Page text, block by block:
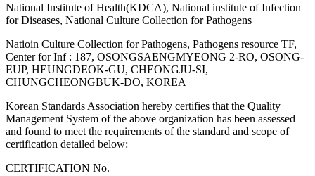
National Institute of Health(KDCA), National institute of Infection
for Diseases, National Culture Collection for Pathogens
Natioin Culture Collection for Pathogens, Pathogens resource TF,
Center for Inf : 187, OSONGSAENGMYEONG 2-RO, OSONG-
EUP, HEUNGDEOK-GU, CHEONGJU-SI,
CHUNGCHEONGBUK-DO, KOREA
Korean Standards Association hereby certifies that the Quality
Management System of the above organization has been assessed
and found to meet the requirements of the standard and scope of
certification detailed below:
CERTIFICATION No.